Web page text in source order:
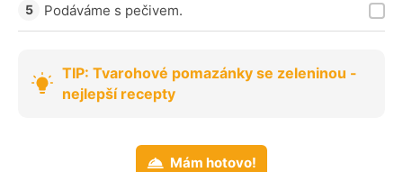
Podáváme s pečivem.
TIP: Tvarohové pomazánky se zeleninou -
nejlepší recepty
Mám hotovo!